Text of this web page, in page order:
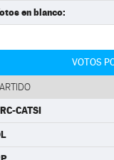
en blanco:
VOTOS
CATSI